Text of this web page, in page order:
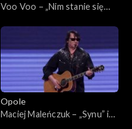
Voo Voo – „Nim stanie się
Koncert „SuperJedynki”
Opole
Maciej Maleńczuk – „Synu” i